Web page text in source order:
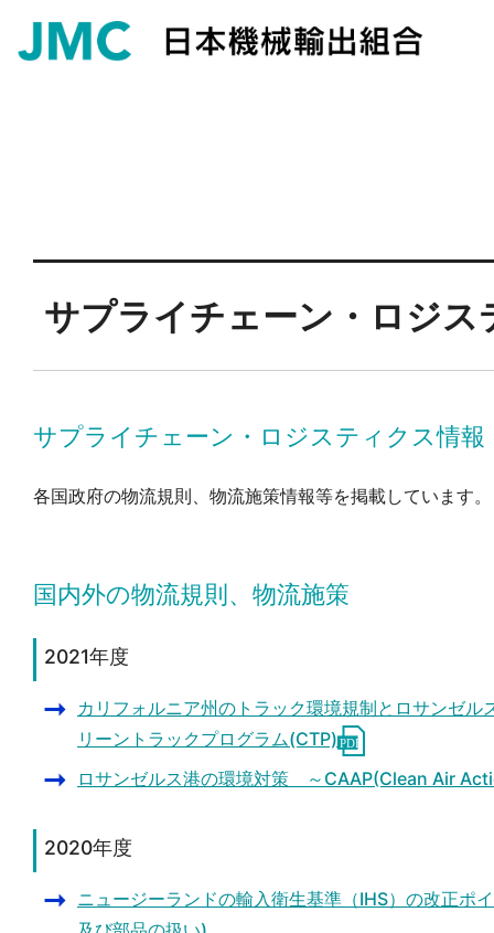
サプライチェーン・ロジス
サプライチェーン・ロジスティクス情報
各国政府の物流規則、物流施策情報等を掲載しています。
国内外の物流規則、物流施策
2021年度
カリフォルニア州のトラック環境規制とロサンゼル
リーントラックプログラム(CTP)
ロサンゼルス港の環境対策 ～CAAP(Clean Air
2020年度
ニュージーランドの輸入衛生基準（IHS）の改正ポ